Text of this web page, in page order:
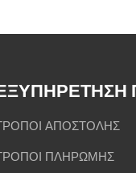
ΑΠΟΣΤΟΛΗΣ
ΠΛΗΡΩΜΗΣ